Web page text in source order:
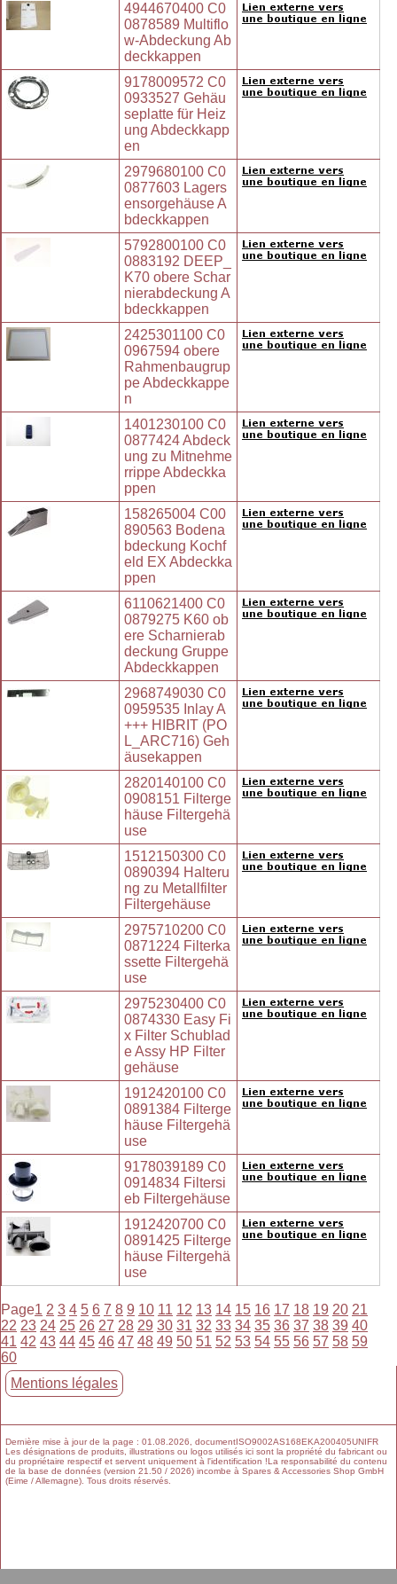
4944670400 C0
0878589 Multiflo
w-Abdeckung Ab
deckkappen
9178009572 C0
0933527 Gehäu
seplatte für Heiz
ung Abdeckkapp
en
2979680100 C0
0877603 Lagers
ensorgehäuse A
bdeckkappen
5792800100 C0
0883192 DEEP_
K70 obere Schar
nierabdeckung A
bdeckkappen
2425301100 C0
0967594 obere
Rahmenbaugrup
pe Abdeckkappe
n
1401230100 C0
0877424 Abdeck
ung zu Mitnehme
rrippe Abdeckka
ppen
158265004 C00
890563 Bodena
bdeckung Kochf
eld EX Abdeckka
ppen
6110621400 C0
0879275 K60 ob
ere Scharnierab
deckung Gruppe
Abdeckkappen
2968749030 C0
0959535 Inlay A
+++ HIBRIT (PO
L_ARC716) Geh
äusekappen
2820140100 C0
0908151 Filterge
häuse Filtergehä
use
1512150300 C0
0890394 Halteru
ng zu Metallfilter
Filtergehäuse
2975710200 C0
0871224 Filterka
ssette Filtergehä
use
2975230400 C0
0874330 Easy Fi
x Filter Schublad
e Assy HP Filter
gehäuse
1912420100 C0
0891384 Filterge
häuse Filtergehä
use
9178039189 C0
0914834 Filtersi
eb Filtergehäuse
1912420700 C0
0891425 Filterge
häuse Filtergehä
use
Page1 2 3 4 5 6 7 8 9 10 11 12 13 14 15 16 17 18 19 20 21
22 23 24 25 26 27 28 29 30 31 32 33 34 35 36 37 38 39 40
41 42 43 44 45 46 47 48 49 50 51 52 53 54 55 56 57 58 59
60
Mentions légales